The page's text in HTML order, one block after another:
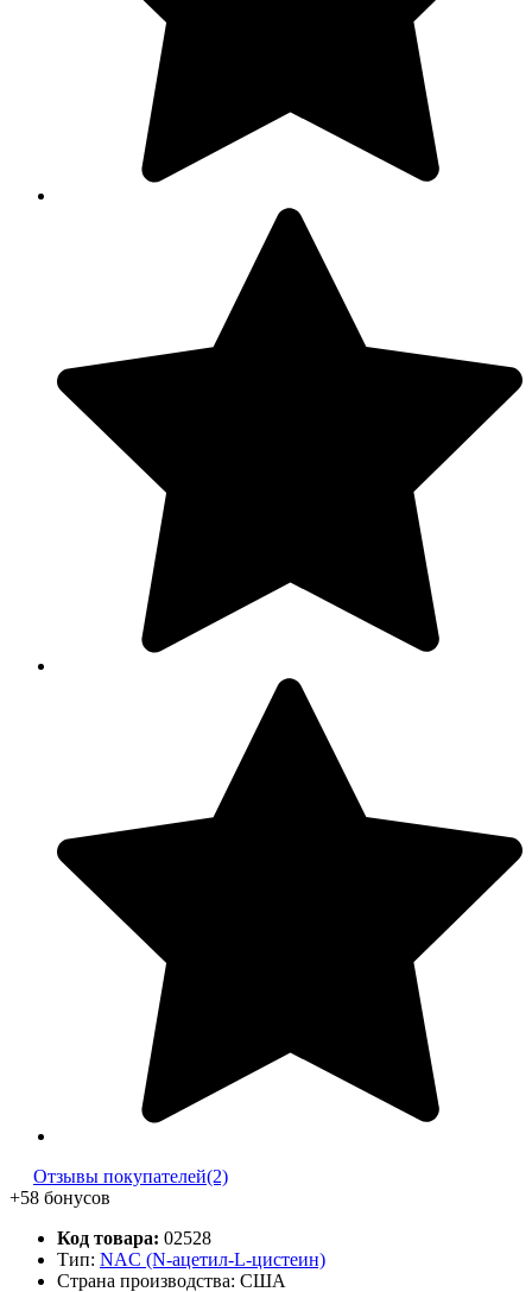
Отзывы покупателей(2)
+58 бонусов
Код товара: 02528
Тип: NAC (N-ацетил-L-цистеин)
Страна производства: США